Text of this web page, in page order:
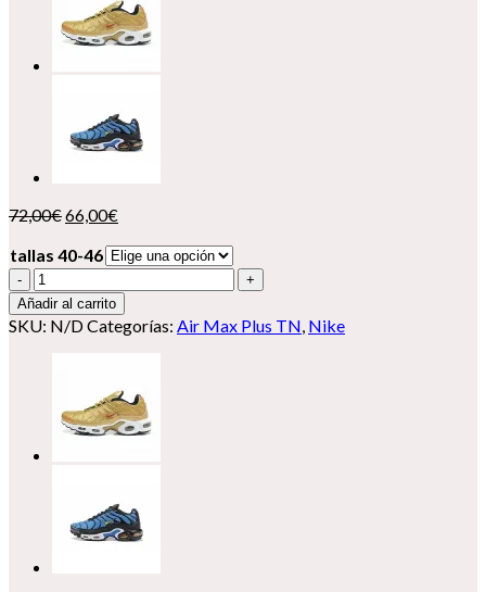
72,00€El
original
era:
72,00€.
66,00€
actual
es:
66,00€.
tallas 40-46
Nike
Air
Max
Plus
cantidad
Añadir al carrito
SKU: N/DCategorías: Air Max Plus TN, Nike